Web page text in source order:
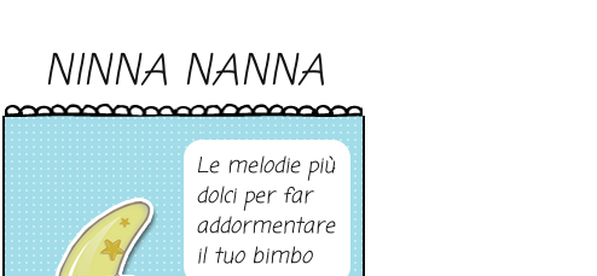
NINNA NANNA
Le melodie più
dolci per far
addormentare
il tuo bimbo